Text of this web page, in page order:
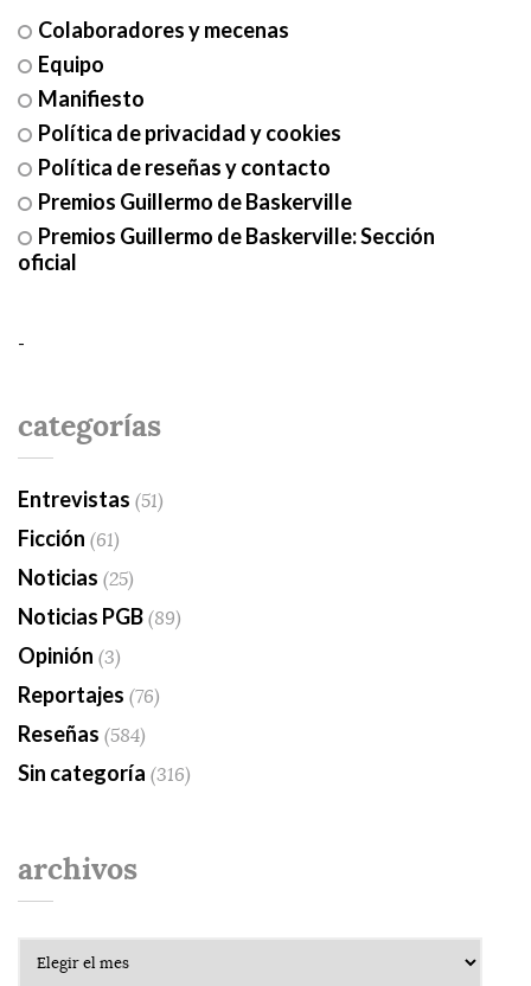
Colaboradores y mecenas
Equipo
Manifiesto
Política de privacidad y cookies
Política de reseñas y contacto
Premios Guillermo de Baskerville
Premios Guillermo de Baskerville: Sección
oficial
-
categorías
Entrevistas (51)
Ficción (61)
Noticias (25)
Noticias PGB(89)
Opinión (3)
Reportajes (76)
Reseñas (584)
Sin categoría (316)
archivos